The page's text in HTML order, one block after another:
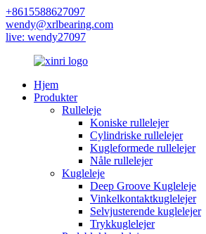
+8615588627097
wendy@xrlbearing.com
live: wendy27097
Hjem
Produkter
Rulleleje
Koniske rullelejer
Cylindriske rullelejer
Kugleformede rullelejer
Nåle rullelejer
Kugleleje
Deep Groove Kugleleje
Vinkelkontaktkuglelejer
Selvjusterende kuglelejer
Trykkuglelejer